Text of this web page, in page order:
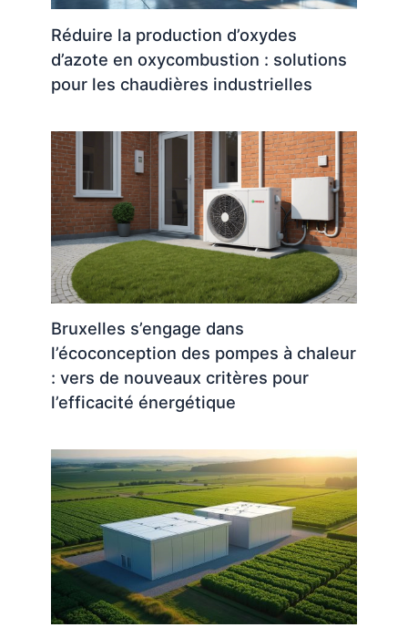
Réduire la production d’oxydes
d’azote en oxycombustion : solutions
pour les chaudières industrielles
Bruxelles s’engage dans
l’écoconception des pompes à chaleur
: vers de nouveaux critères pour
l’efficacité énergétique